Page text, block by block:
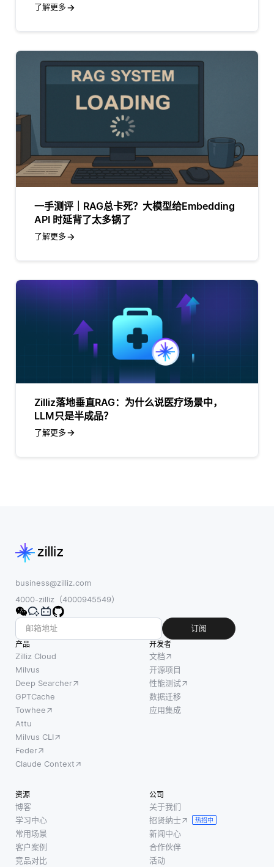
了解更多
一手测评｜RAG总卡死？大模型给Embedding
API 时延背了太多锅了
了解更多
Zilliz落地垂直RAG：为什么说医疗场景中，
LLM只是半成品？
了解更多
business@zilliz.com
4000-zilliz（4000945549）
订阅
产品
Zilliz Cloud
Milvus
Deep Searcher
GPTCache
Towhee
Attu
Milvus CLI
Feder
Claude Context
开发者
文档
开源项目
性能测试
数据迁移
应用集成
资源
博客
学习中心
常用场景
客户案例
竞品对比
公司
关于我们
招贤纳士
热招中
新闻中心
合作伙伴
活动